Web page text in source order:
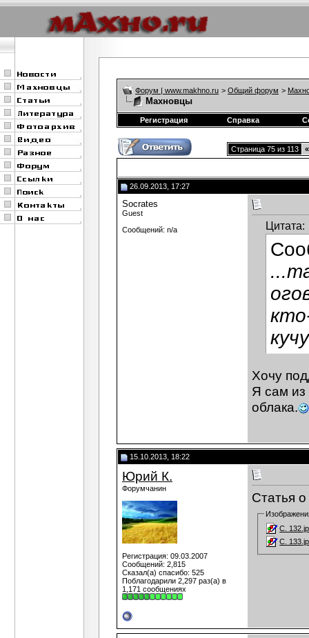
Форум | www.makhno.ru > Общий форум >
Махновцы
Регистрация Справка
Страница 75 из 113 «
26.09.2013, 17:27
Socrates
Guest
Сообщений: n/a
Цитата:
Хочу
Я сам из
облака.
15.10.2013, 18:22
Юрий К.
Форумчанин
Регистрация: 09.03.2007
Сообщений: 2,815
Сказал(а) спасибо: 525
Поблагодарили 2,297 раз(а) в
1,171 сообщениях
Статья
С.
С.